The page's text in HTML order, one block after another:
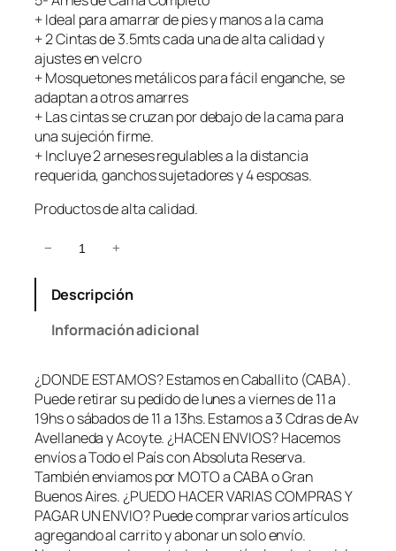
+ Ideal para amarrar de pies y manos a la cama
+ 2 Cintas de 3.5mts cada una de alta calidad y
ajustes en velcro
+ Mosquetones metálicos para fácil enganche, se
adaptan a otros amarres
+ Las cintas se cruzan por debajo de la cama para
una sujeción firme.
+ Incluye 2 arneses regulables a la distancia
requerida, ganchos sujetadores y 4 esposas.
Productos de alta calidad.
S
B
o
n
d
a
g
e
+
A
− +
Descripción
Información adicional
¿DONDE ESTAMOS? Estamos en Caballito (CABA).
Puede retirar su pedido de lunes a viernes de 11 a
19hs o sábados de 11 a 13hs. Estamos a 3 Cdras de Av
Avellaneda y Acoyte. ¿HACEN ENVIOS? Hacemos
envíos a Todo el País con Absoluta Reserva.
También enviamos por MOTO a CABA o Gran
Buenos Aires. ¿PUEDO HACER VARIAS COMPRAS Y
PAGAR UN ENVIO? Puede comprar varios artículos
agregando al carrito y abonar un solo envío.